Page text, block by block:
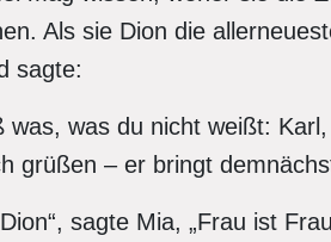
Als sie Dion die
sagte:
was, was du nicht weißt:
grüßen – er bringt
sagte Mia, „Frau ist